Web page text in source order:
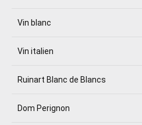
Vin blanc
Vin italien
Ruinart Blanc de Blancs
Dom Perignon